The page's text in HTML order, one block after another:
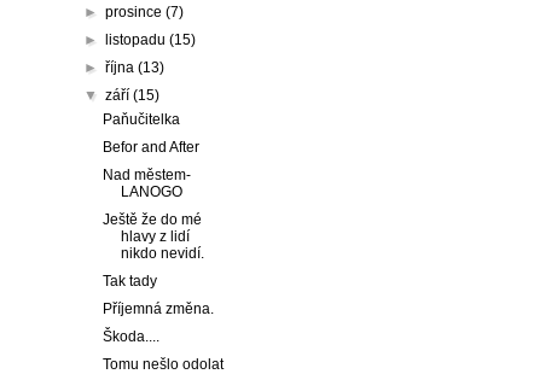
►prosince(7)
►
listopadu(15)
►října(13)
▼září(15)
Paňučitelka
Befor and After
Nad městem-
LANOGO
Ještě že do mé
hlavy z lidí
nikdo nevidí.
Tak tady
Příjemná změna.
Škoda....
Tomu nešlo odolat